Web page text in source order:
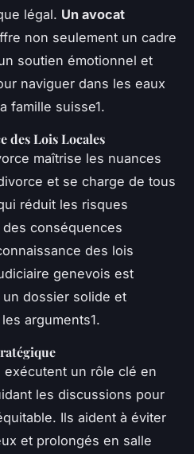
légal. Un avocat
non seulement un cadre
soutien émotionnel et
naviguer dans les eaux
famille suisse1.
des Lois Locales
maîtrise les nuances
et se charge de tous
réduit les risques
conséquences
des lois
genevois est
dossier solide et
arguments1.
exécutent un rôle clé en
les discussions pour
Ils aident à éviter
et prolongés en salle